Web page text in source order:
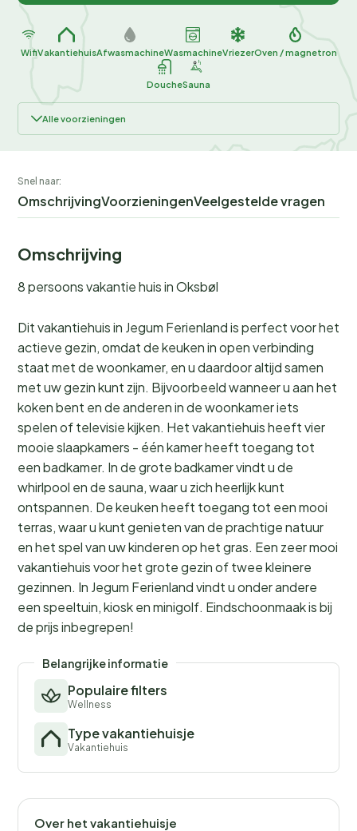
WifiVakantiehuisAfwasmachineWasmachineVriezerOven / magnetron
DoucheSauna
Alle voorzieningen
Snel naar:
OmschrijvingVoorzieningenVeelgestelde vragen
Omschrijving
8 persoons vakantie huis in Oksbøl
Dit vakantiehuis in Jegum Ferienland is perfect voor het
actieve gezin, omdat de keuken in open verbinding
staat met de woonkamer, en u daardoor altijd samen
met uw gezin kunt zijn. Bijvoorbeeld wanneer u aan het
koken bent en de anderen in de woonkamer iets
spelen of televisie kijken. Het vakantiehuis heeft vier
mooie slaapkamers - één kamer heeft toegang tot
een badkamer. In de grote badkamer vindt u de
whirlpool en de sauna, waar u zich heerlijk kunt
ontspannen. De keuken heeft toegang tot een mooi
terras, waar u kunt genieten van de prachtige natuur
en het spel van uw kinderen op het gras. Een zeer mooi
vakantiehuis voor het grote gezin of twee kleinere
gezinnen. In Jegum Ferienland vindt u onder andere
een speeltuin, kiosk en minigolf. Eindschoonmaak is bij
de prijs inbegrepen!
Belangrijke informatie
Populaire filters
Wellness
Type vakantiehuisje
Vakantiehuis
Over het vakantiehuisje